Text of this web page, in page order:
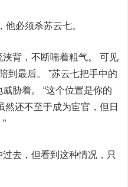
他必须杀苏云七。
背，不断喘着粗气。 可见
到最后。 ”苏云七把手中的
胁着。 “这个位置是你的
还不至于成为宦官，但日
去，但看到这种情况，只